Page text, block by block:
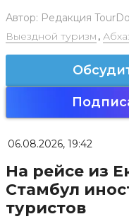
Автор: Редакция
Выездной туризм ,
06.08.2026, 19:42
На рейсе из
Стамбул
туристов